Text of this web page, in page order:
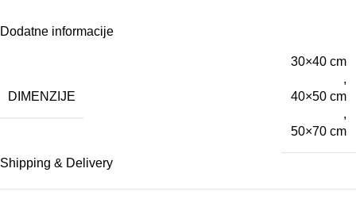
Dodatne informacije
DIMENZIJE
30×40 cm
,
40×50 cm
,
50×70 cm
Shipping & Delivery